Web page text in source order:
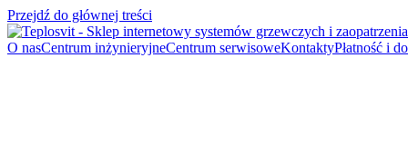
Przejdź do głównej treści
O nasCentrum inżynieryjneCentrum serwisoweKontaktyPłatność i